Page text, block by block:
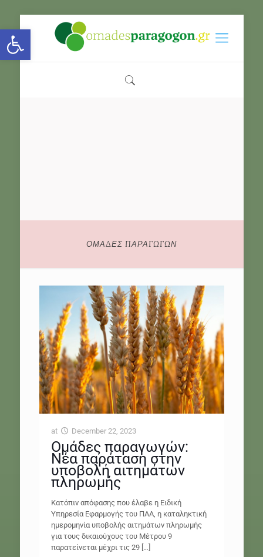
Open toolbar
ΟΜΑΔΕΣ ΠΑΡΑΓΩΓΩΝ
at December 22, 2023
Ομάδες παραγωγών:
Νέα παράταση στην
υποβολή αιτημάτων
πληρωμής
Κατόπιν απόφασης που έλαβε η Ειδική
Υπηρεσία Εφαρμογής του ΠΑΑ, η καταληκτική
ημερομηνία υποβολής αιτημάτων πληρωμής
για τους δικαιούχους του Μέτρου 9
παρατείνεται μέχρι τις 29[…]